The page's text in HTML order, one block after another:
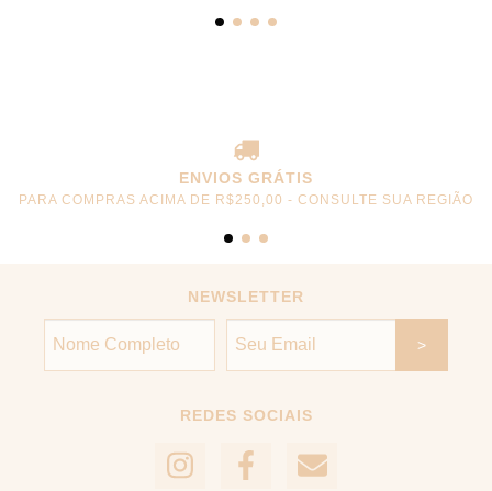
ENVIOS GRÁTIS
PARA COMPRAS ACIMA DE R$250,00 - CONSULTE SUA REGIÃO
NEWSLETTER
REDES SOCIAIS